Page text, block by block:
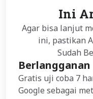
Ini
Agar bisa lanjut
ini, pastikan
Sudah
Gratis uji coba 7
Google sebagai